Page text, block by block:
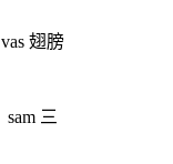
翅膀
三